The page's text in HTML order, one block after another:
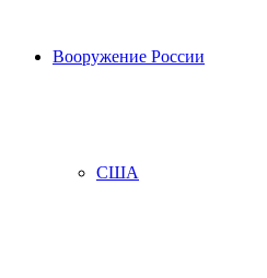
Вооружение России
США